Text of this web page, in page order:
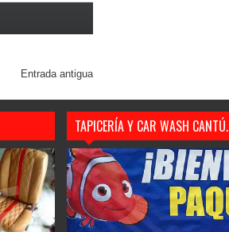
Entrada antigua
TAPICERÍA Y CAR WASH CANTÚ.